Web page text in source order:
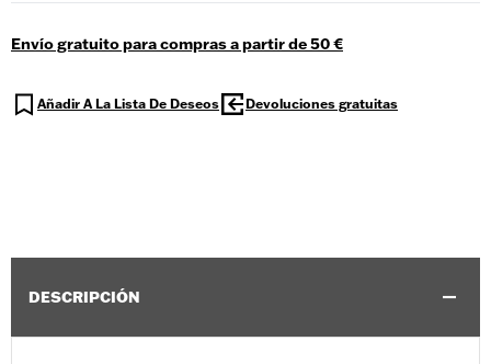
Envío gratuito para compras a partir de 50 €
Añadir A La Lista De Deseos Devoluciones gratuitas
DESCRIPCIÓN